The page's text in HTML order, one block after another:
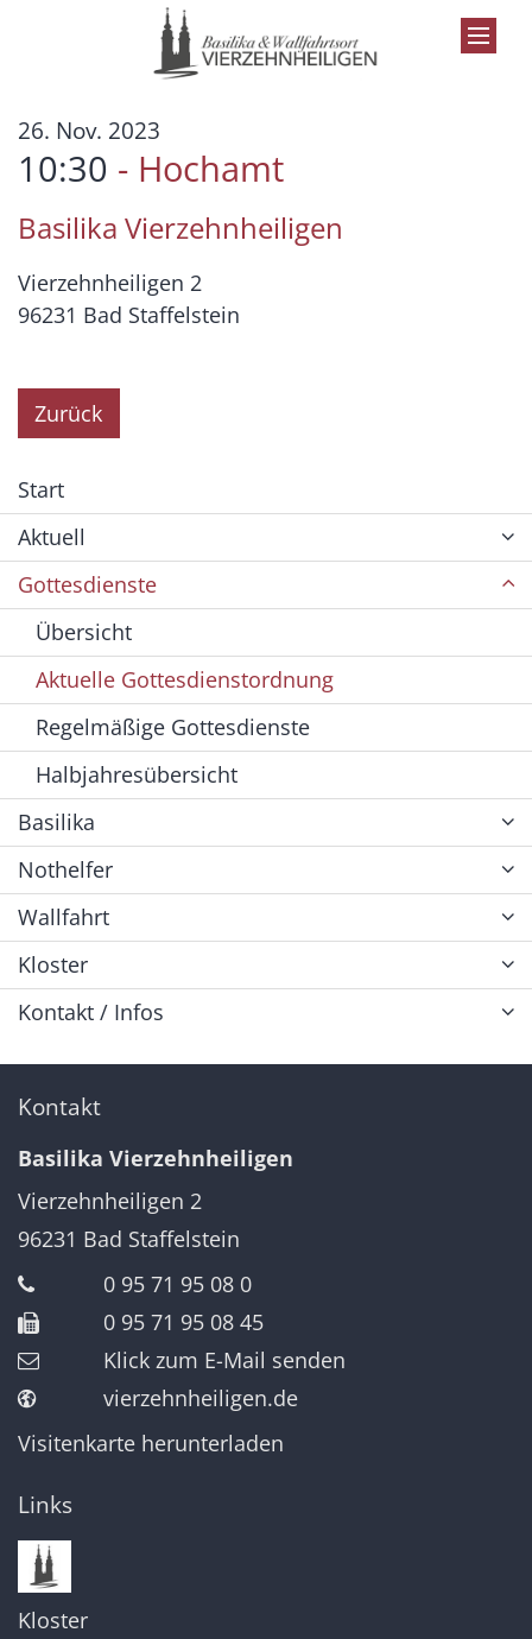
Zum Inhalt springen
26. Nov. 2023
10:30 Hochamt
Basilika Vierzehnheiligen
Vierzehnheiligen 2
96231 Bad Staffelstein
Zurück
Start
Aktuell
Gottesdienste
Übersicht
Aktuelle Gottesdienstordnung
Regelmäßige Gottesdienste
Halbjahresübersicht
Basilika
Nothelfer
Wallfahrt
Kloster
Kontakt / Infos
Kontakt
Basilika Vierzehnheiligen
Vierzehnheiligen 2
96231 Bad Staffelstein
0 95 71 95 08 0
0 95 71 95 08 45
Klick zum E-Mail senden
vierzehnheiligen.de
Visitenkarte herunterladen
Links
Kloster